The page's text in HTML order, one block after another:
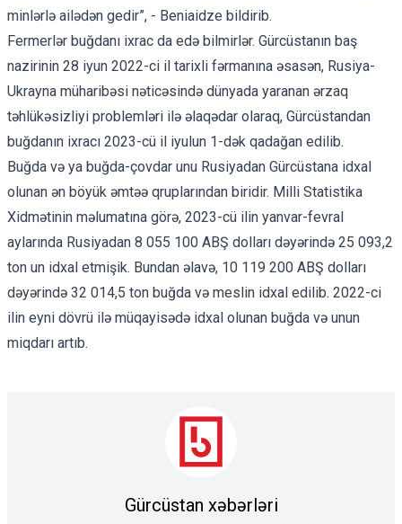
minlərlə ailədən gedir”, - Beniaidze bildirib.
Fermerlər buğdanı ixrac da edə bilmirlər. Gürcüstanın baş
nazirinin 28 iyun 2022-ci il tarixli fərmanına əsasən, Rusiya-
Ukrayna müharibəsi nəticəsində dünyada yaranan ərzaq
təhlükəsizliyi problemləri ilə əlaqədar olaraq, Gürcüstandan
buğdanın ixracı 2023-cü il iyulun 1-dək qadağan edilib.
Buğda və ya buğda-çovdar unu Rusiyadan Gürcüstana idxal
olunan ən böyük əmtəə qruplarından biridir. Milli Statistika
Xidmətinin məlumatına görə, 2023-cü ilin yanvar-fevral
aylarında Rusiyadan 8 055 100 ABŞ dolları dəyərində 25 093,2
ton un idxal etmişik. Bundan əlavə, 10 119 200 ABŞ dolları
dəyərində 32 014,5 ton buğda və meslin idxal edilib. 2022-ci
ilin eyni dövrü ilə müqayisədə idxal olunan buğda və unun
miqdarı artıb.
Gürcüstan xəbərləri